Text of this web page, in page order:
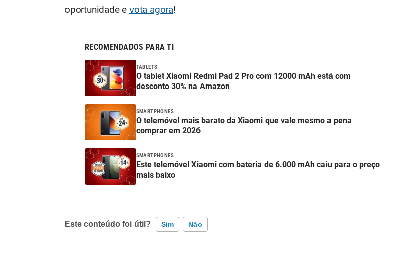
oportunidade evota agora!
RECOMENDADOS PARA TI
TABLETS
O tablet Xiaomi Redmi Pad 2 Pro com 12000 mAh está com
desconto 30% na Amazon
SMARTPHONES
O telemóvel mais barato da Xiaomi que vale mesmo a pena
comprar em 2026
SMARTPHONES
Este telemóvel Xiaomi com bateria de 6.000 mAh caiu para o preço
mais baixo
Este conteúdo foi útil? Sim Não